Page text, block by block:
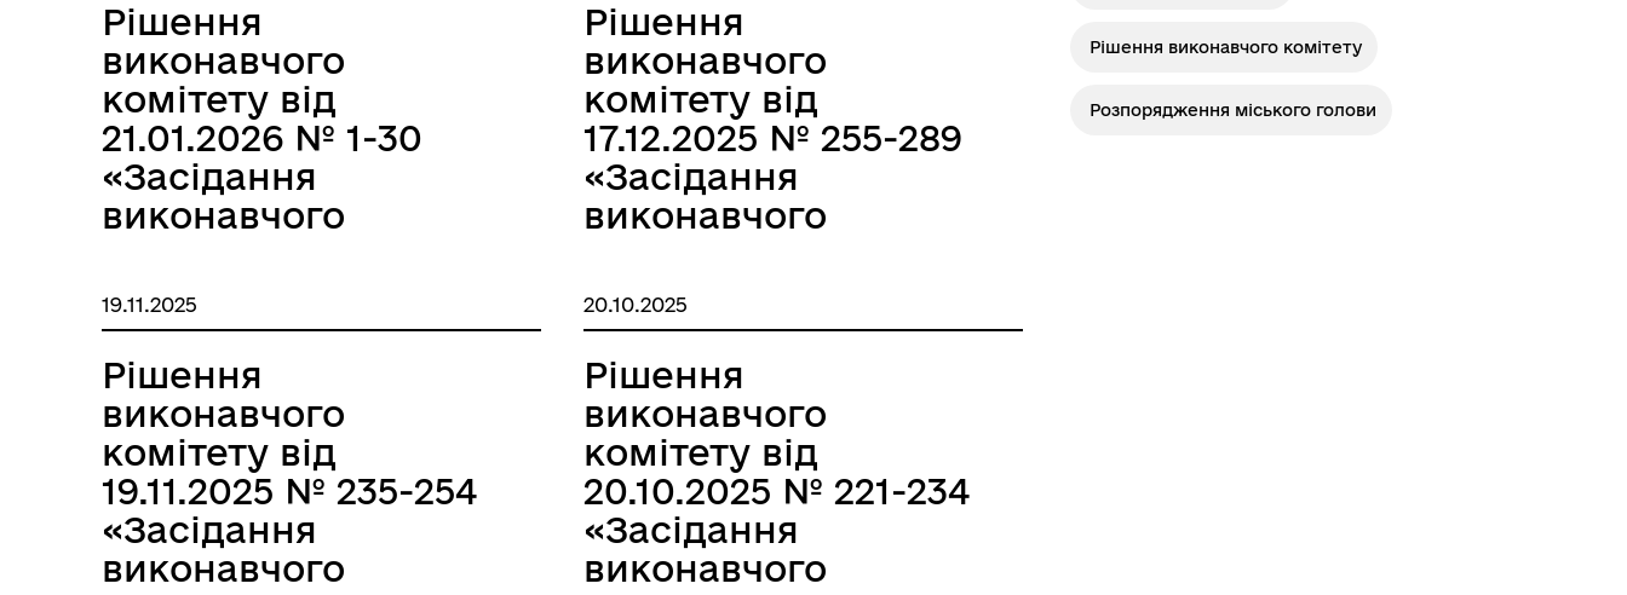
Рішення
виконавчого
комітету від
21.01.2026 № 1-30
«Засідання
виконавчого
2026р.»
Рішення
виконавчого
комітету від
17.12.2025 № 255-289
«Засідання
виконавчого
2025р.»
19.11.2025
Рішення
виконавчого
комітету від
19.11.2025 № 235-254
«Засідання
виконавчого
20.10.2025
Рішення
виконавчого
комітету від
20.10.2025 № 221-234
«Засідання
виконавчого
Рішення виконавчого комітету
Розпорядження міського голови